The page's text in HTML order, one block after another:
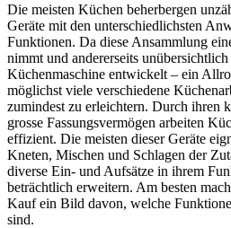
Die meisten Küchen beherbergen
Geräte mit den unterschiedlichsten
Funktionen. Da diese Ansammlung
nimmt und andererseits
Küchenmaschine entwickelt – ein
möglichst viele verschiedene
zumindest zu erleichtern. Durch ihren
grosse Fassungsvermögen arbeiten
effizient. Die meisten dieser Geräte
Kneten, Mischen und Schlagen der
diverse Ein- und Aufsätze in ihrem
beträchtlich erweitern. Am besten
Kauf ein Bild davon, welche
sind.